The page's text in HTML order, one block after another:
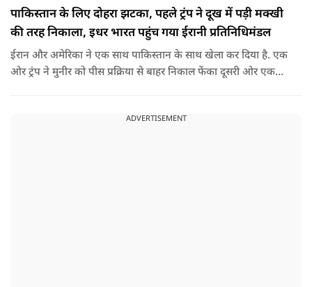
पाकिस्तान के लिए दोहरा झटका, पहले ट्रंप ने दूख में पड़ी मक्खी
की तरह निकाला, इधर भारत पहुंच गया ईरानी प्रतिनिधिमंडल
ईरान और अमेरिका ने एक साथ पाकिस्तान के साथ खेला कर दिया है. एक
ओर ट्रंप ने मुनीर को पीस प्रक्रिया से बाहर निकाल फेंका दूसरी ओर एक
ADVERTISEMENT